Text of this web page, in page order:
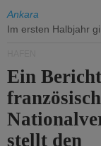
Ankara
Im ersten Halbjahr
Ein
stellt den